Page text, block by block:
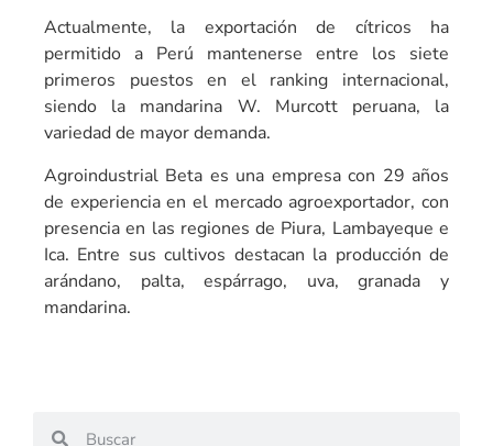
Actualmente, la exportación de cítricos ha
permitido a Perú mantenerse entre los siete
primeros puestos en el ranking internacional,
siendo la mandarina W. Murcott peruana, la
variedad de mayor demanda.
Agroindustrial Beta es una empresa con 29 años
de experiencia en el mercado agroexportador, con
presencia en las regiones de Piura, Lambayeque e
Ica. Entre sus cultivos destacan la producción de
arándano, palta, espárrago, uva, granada y
mandarina.